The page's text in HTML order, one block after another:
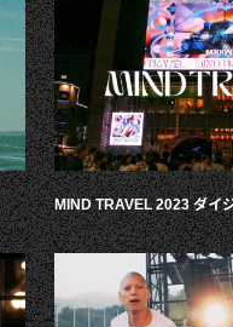
MIND TRAVEL 2023 ダイ